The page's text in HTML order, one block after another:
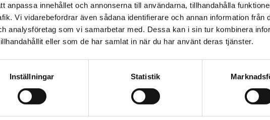
anpassa innehållet och annonserna till användarna, tillhandahålla
Vi vidarebefordrar även sådana identifierare och annan information från
analysföretag som vi samarbetar med. Dessa kan i sin tur kombinera
eller som de har samlat in när du har använt deras tjänster.
Inställningar Statistik
Kundundersökning
Om